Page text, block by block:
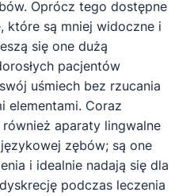
Oprócz tego dostępne
które są mniej widoczne i
się one dużą
pacjentów
uśmiech bez rzucania
elementami. Coraz
aparaty lingwalne
zębów; są one
i idealnie nadają się dla
podczas leczenia